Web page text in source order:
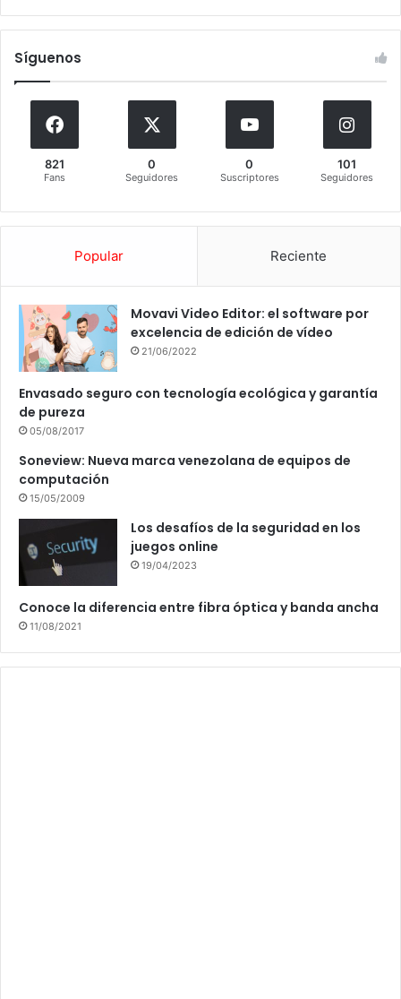
Síguenos
821
Fans
0
Seguidores
0
Suscriptores
101
Seguidores
Popular Reciente
Movavi Video Editor: el software por
excelencia de edición de vídeo
21/06/2022
Envasado seguro con tecnología ecológica y garantía
de pureza
05/08/2017
Soneview: Nueva marca venezolana de equipos de
computación
15/05/2009
Los desafíos de la seguridad en los
juegos online
19/04/2023
Conoce la diferencia entre fibra óptica y banda ancha
11/08/2021